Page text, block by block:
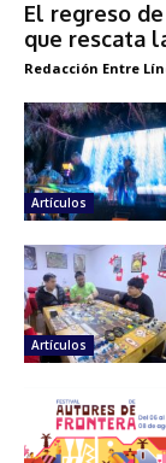
El regreso
que rescata
Redacción Entre
Artículos
Artículos